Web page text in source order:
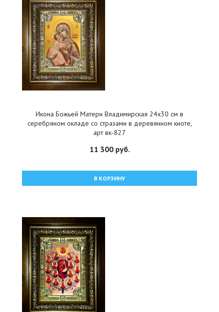
Икона Божьей Матери Владимирская 24x30 см в
серебряном окладе со стразами в деревянном киоте,
арт вк-827
11 300 руб.
В КОРЗИНУ